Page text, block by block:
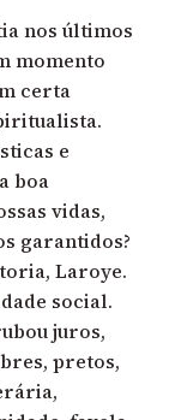
nos últimos
momento
certa
e
boa
vidas,
garantidos?
Laroye.
social.
juros,
pretos,